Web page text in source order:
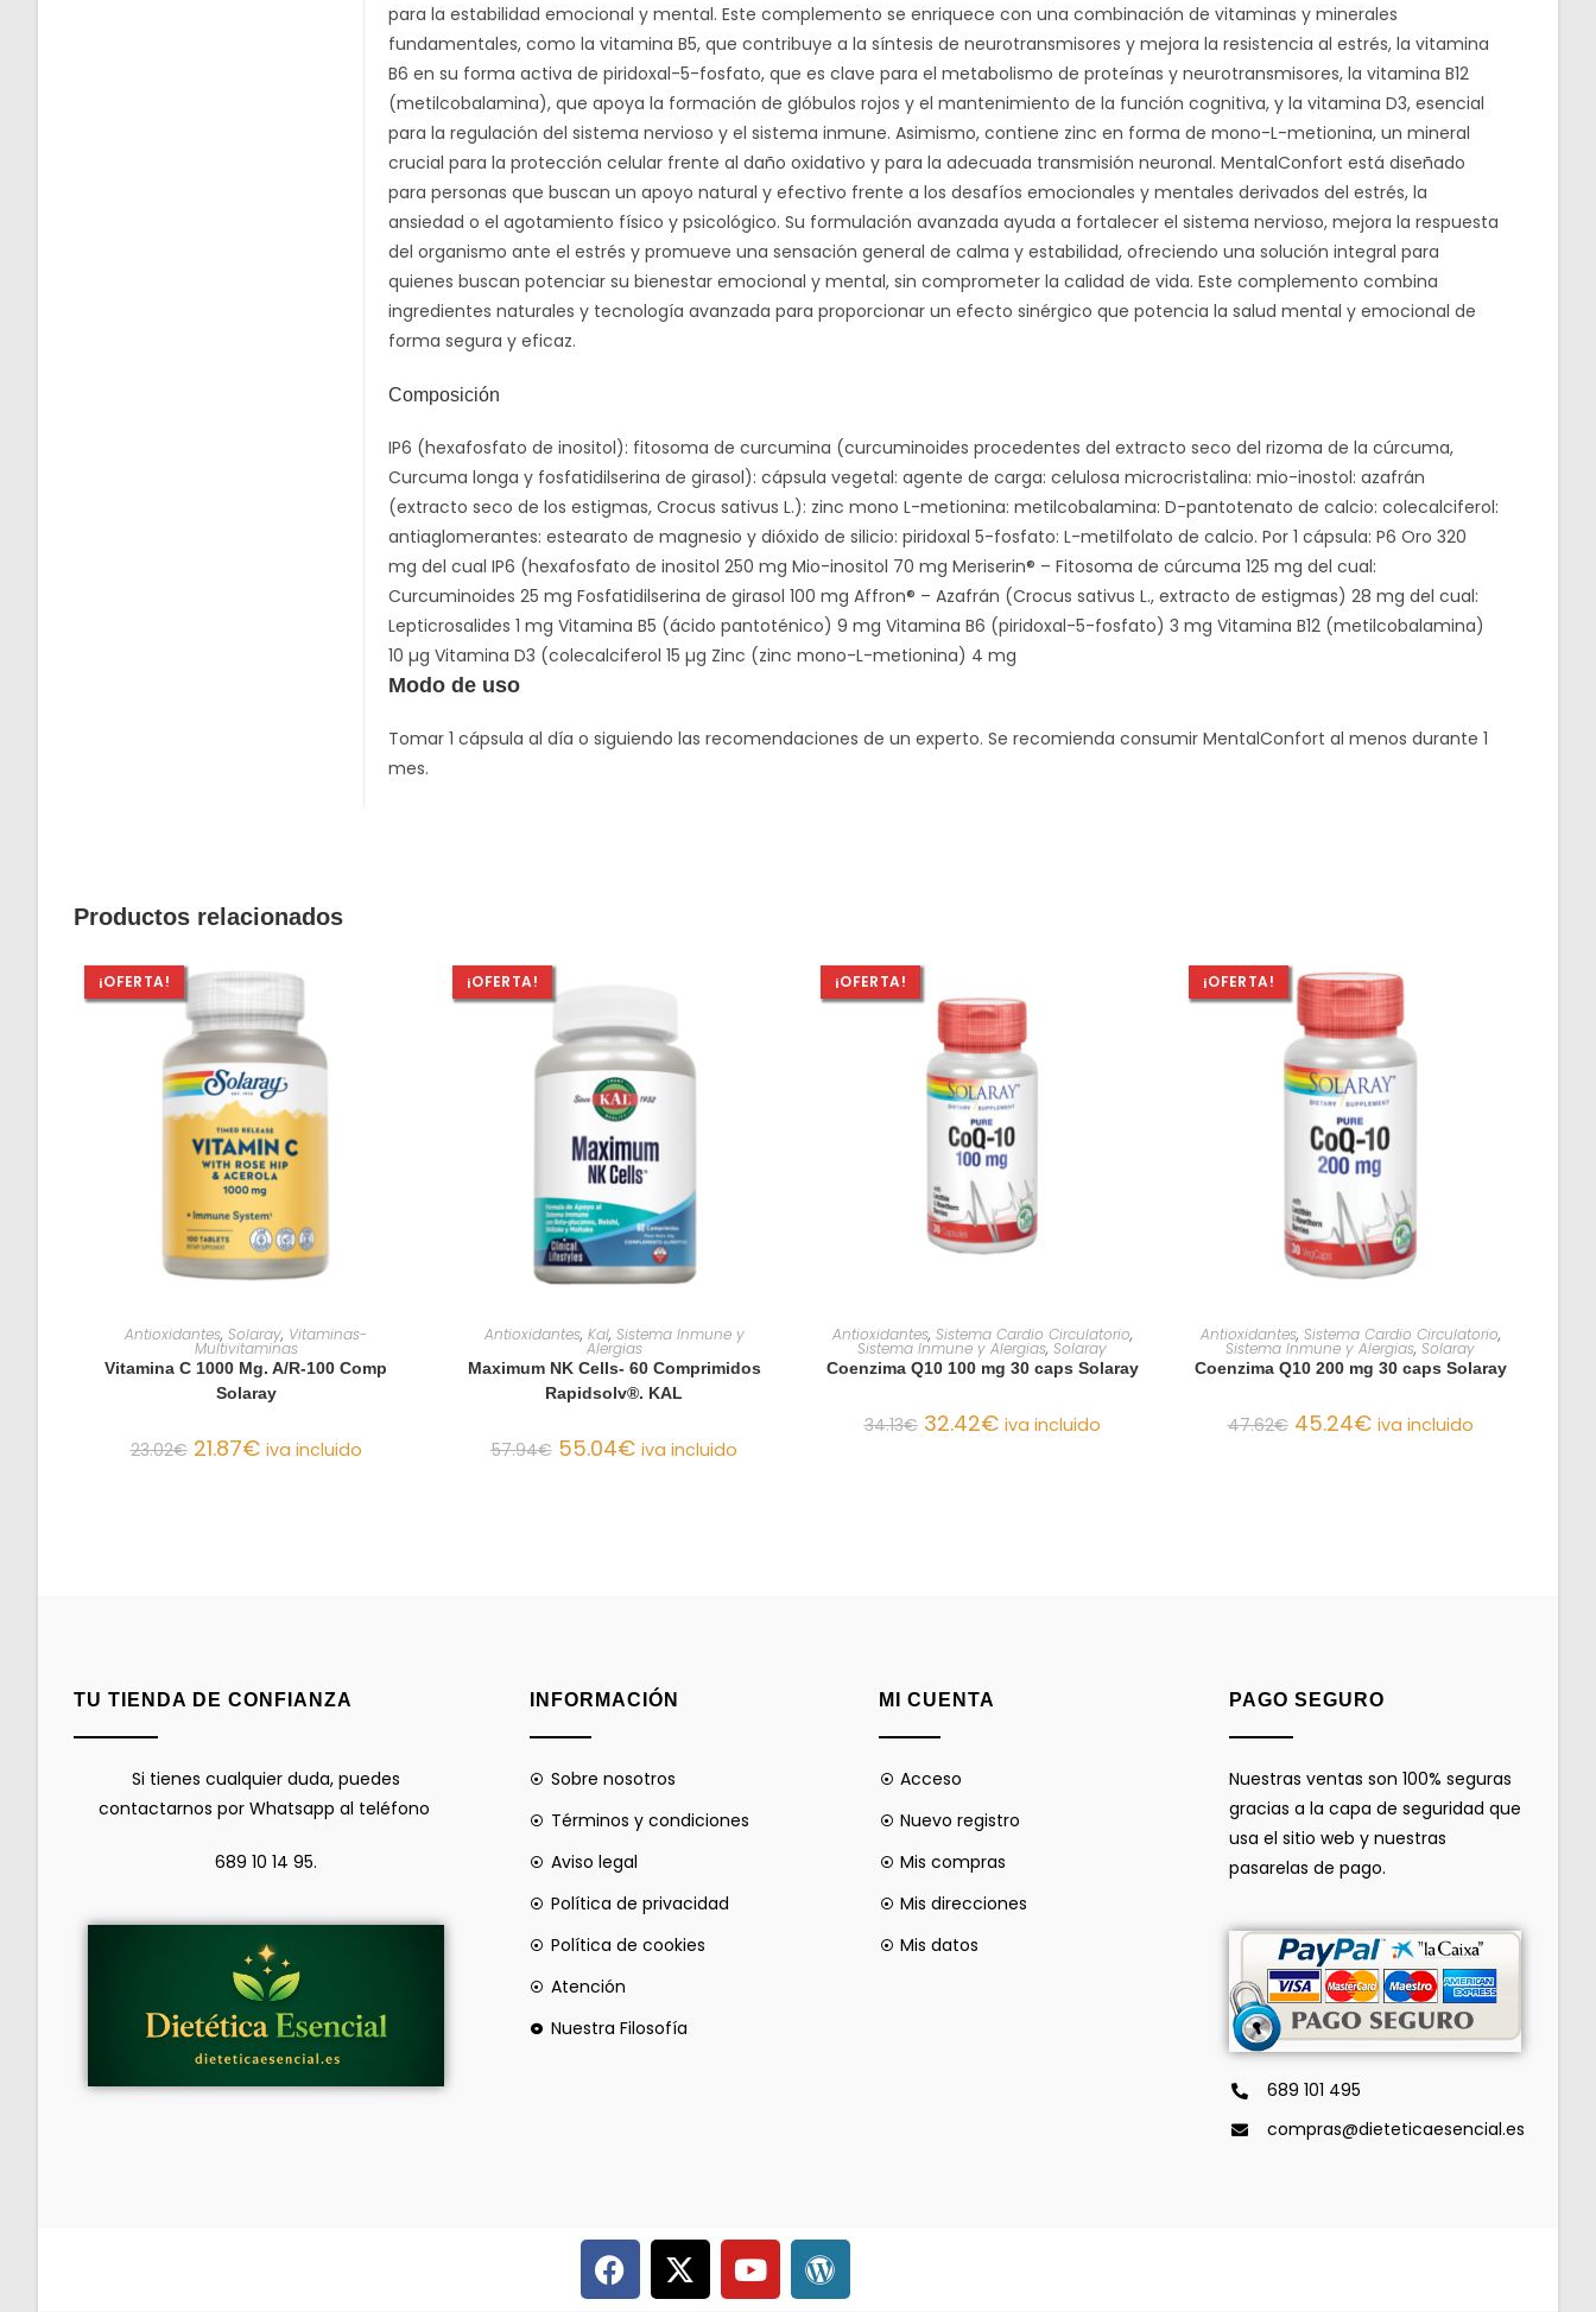
para la estabilidad emocional y mental. Este complemento se enriquece con una combinación de vitaminas y minerales
fundamentales, como la vitamina B5, que contribuye a la síntesis de neurotransmisores y mejora la resistencia al estrés, la vitamina
B6 en su forma activa de piridoxal-5-fosfato, que es clave para el metabolismo de proteínas y neurotransmisores, la vitamina B12
(metilcobalamina), que apoya la formación de glóbulos rojos y el mantenimiento de la función cognitiva, y la vitamina D3, esencial
para la regulación del sistema nervioso y el sistema inmune. Asimismo, contiene zinc en forma de mono-L-metionina, un mineral
crucial para la protección celular frente al daño oxidativo y para la adecuada transmisión neuronal. MentalConfort está diseñado
para personas que buscan un apoyo natural y efectivo frente a los desafíos emocionales y mentales derivados del estrés, la
ansiedad o el agotamiento físico y psicológico. Su formulación avanzada ayuda a fortalecer el sistema nervioso, mejora la respuesta
del organismo ante el estrés y promueve una sensación general de calma y estabilidad, ofreciendo una solución integral para
quienes buscan potenciar su bienestar emocional y mental, sin comprometer la calidad de vida. Este complemento combina
ingredientes naturales y tecnología avanzada para proporcionar un efecto sinérgico que potencia la salud mental y emocional de
forma segura y eficaz.
Composición
IP6 (hexafosfato de inositol): fitosoma de curcumina (curcuminoides procedentes del extracto seco del rizoma de la cúrcuma,
Curcuma longa y fosfatidilserina de girasol): cápsula vegetal: agente de carga: celulosa microcristalina: mio-inostol: azafrán
(extracto seco de los estigmas, Crocus sativus L.): zinc mono L-metionina: metilcobalamina: D-pantotenato de calcio: colecalciferol:
antiaglomerantes: estearato de magnesio y dióxido de silicio: piridoxal 5-fosfato: L-metilfolato de calcio. Por 1 cápsula: P6 Oro 320
mg del cual IP6 (hexafosfato de inositol 250 mg Mio-inositol 70 mg Meriserin® – Fitosoma de cúrcuma 125 mg del cual:
Curcuminoides 25 mg Fosfatidilserina de girasol 100 mg Affron® – Azafrán (Crocus sativus L., extracto de estigmas) 28 mg del cual:
Lepticrosalides 1 mg Vitamina B5 (ácido pantoténico) 9 mg Vitamina B6 (piridoxal-5-fosfato) 3 mg Vitamina B12 (metilcobalamina)
10 µg Vitamina D3 (colecalciferol 15 µg Zinc (zinc mono-L-metionina) 4 mg
Modo de uso
Tomar 1 cápsula al día o siguiendo las recomendaciones de un experto. Se recomienda consumir MentalConfort al menos durante 1
mes.
Productos relacionados
¡OFERTA!
AÑADIR AL CARRITO
Antioxidantes, Solaray, Vitaminas-
Multivitaminas
Vitamina C 1000 Mg. A/R-100 Comp
Solaray
23.02€ 21.87€ iva incluido
¡OFERTA!
AÑADIR AL CARRITO
Antioxidantes, Kal, Sistema Inmune y
Alergias
Maximum NK Cells- 60 Comprimidos
Rapidsolv®. KAL
57.94€ 55.04€ iva incluido
¡OFERTA!
AÑADIR AL CARRITO
Antioxidantes, Sistema Cardio Circulatorio,
Sistema Inmune y Alergias, Solaray
Coenzima Q10 100 mg 30 caps Solaray
34.13€ 32.42€ iva incluido
¡OFERTA!
AÑADIR AL CARRITO
Antioxidantes, Sistema Cardio Circulatorio,
Sistema Inmune y Alergias, Solaray
Coenzima Q10 200 mg 30 caps Solaray
47.62€ 45.24€ iva incluido
TU TIENDA DE CONFIANZA
Si tienes cualquier duda, puedes
contactarnos por Whatsapp al teléfono
689 10 14 95.
INFORMACIÓN
Sobre nosotros
Términos y condiciones
Aviso legal
Política de privacidad
Política de cookies
Atención
Nuestra Filosofía
MI CUENTA
Acceso
Nuevo registro
Mis compras
Mis direcciones
Mis datos
PAGO SEGURO
Nuestras ventas son 100% seguras
gracias a la capa de seguridad que
usa el sitio web y nuestras
pasarelas de pago.
689 101 495
compras@dieteticaesencial.es